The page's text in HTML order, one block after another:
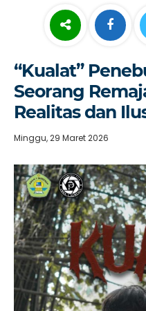
“Kualat”
Seorang
Realitas dan
Minggu, 29 Maret 2026